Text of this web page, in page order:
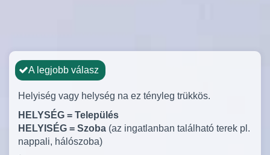
A legjobb válasz
Helyiség vagy helység na ez tényleg trükkös.
HELYSÉG = Település
HELYISÉG = Szoba (az ingatlanban található terek pl.
nappali, hálószoba)